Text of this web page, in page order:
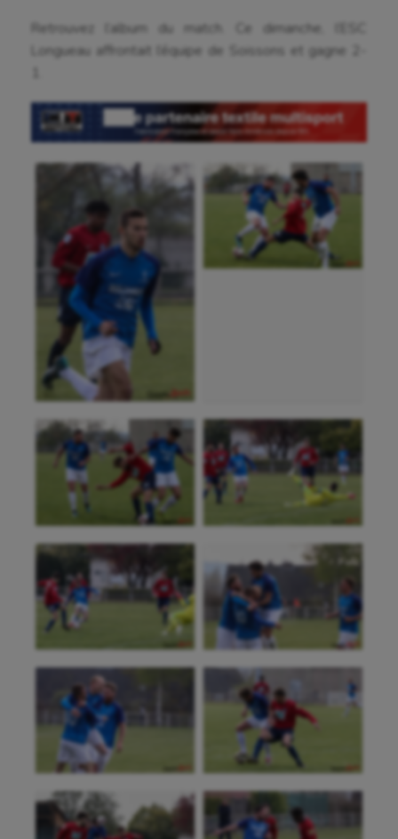
Aéronautique
Retrouvez l’album du match. Ce dimanche, l’ESC
Longueau affrontait l’équipe de Soissons et gagne 2-